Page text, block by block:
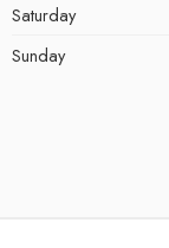
Saturday
Sunday